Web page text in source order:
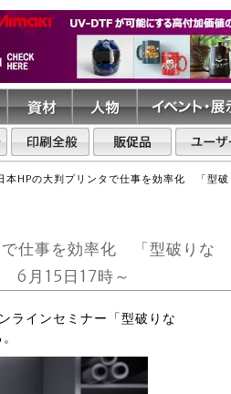
日本HPの大判プリンタで仕事を効率化 「
で仕事を効率化 「型破りな
6月15日17時～
ラインセミナー「型破りな